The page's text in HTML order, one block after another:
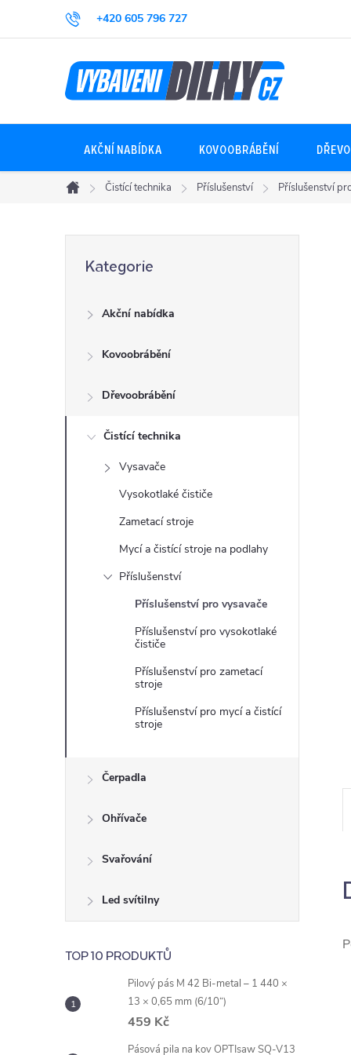
+420 605 796 727
AKČNÍ NABÍDKA KOVOOBRÁBĚNÍ
Domů
Čistící technika Příslušenství Příslušenství
r
l
kategorie
Kategorie
Akční nabídka
Kovoobrábění
Dřevoobrábění
Čistící technika
Vysavače
Vysokotlaké čističe
Zametací stroje
Mycí a čistící stroje na podlahy
Příslušenství
Příslušenství pro vysavače
Příslušenství pro vysokotlaké
čističe
Příslušenství pro zametací
stroje
Příslušenství pro mycí a čistící
stroje
Čerpadla
Ohřívače
Svařování
Led svítilny
TOP 10 PRODUKTŮ
Pilový pás M 42 Bi-metal – 1 440 ×
13 × 0,65 mm (6/10“)
459 Kč
Pásová pila na kov OPTIsaw SQ-V13